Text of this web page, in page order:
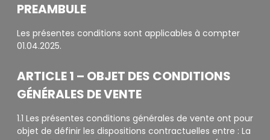
PREAMBULE
Les présentes conditions sont applicables à compter
01.04.2025.
ARTICLE 1 – OBJET DES CONDITIONS
GÉNÉRALES DE VENTE
1.1 Les présentes conditions générales de vente ont pour
objet de définir les dispositions contractuelles entre : La